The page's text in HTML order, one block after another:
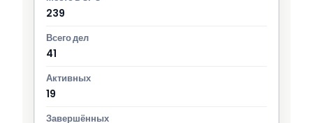
239
41
19